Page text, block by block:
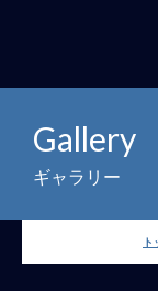
Gallery
ギャラリー